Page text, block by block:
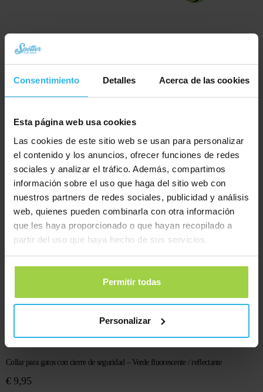
Consentimiento Detalles Acerca de las cookies
Esta página web usa cookies
Las cookies de este sitio web se usan para personalizar
el contenido y los anuncios, ofrecer funciones de redes
sociales y analizar el tráfico. Además, compartimos
información sobre el uso que haga del sitio web con
nuestros partners de redes sociales, publicidad y análisis
web, quienes pueden combinarla con otra información
que les haya proporcionado o que hayan recopilado a
partir del uso que haya hecho de sus servicios.
Permitir todas
Personalizar
Collar para gatos con cierre de seguridad – Verde / reflectante
9,95
Collar para gatos con cierre de seguridad – Verde fluorescente / reflectante
€9,95